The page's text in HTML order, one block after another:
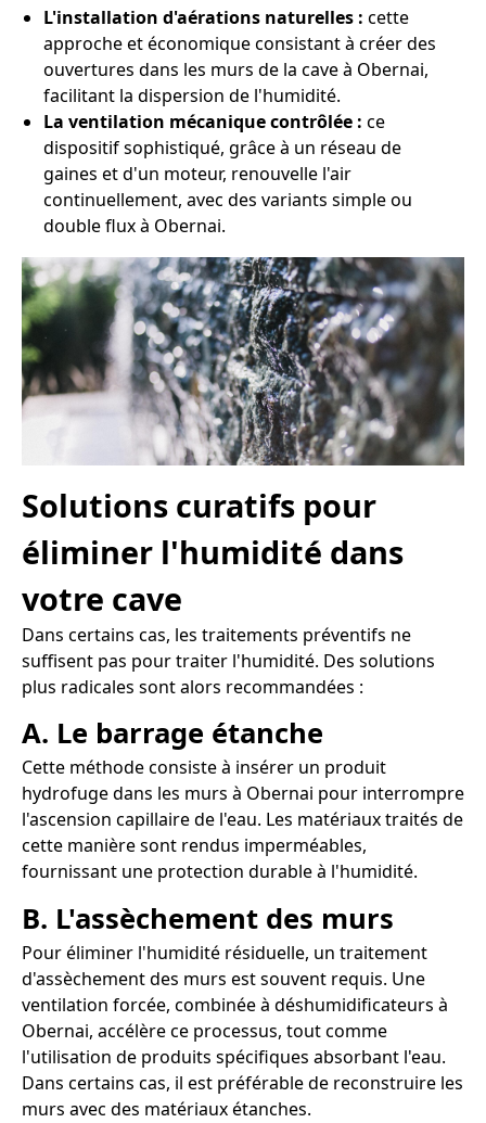
L'installation d'aérations naturelles : cette
approche et économique consistant à créer des
ouvertures dans les murs de la cave à Obernai,
facilitant la dispersion de l'humidité.
La ventilation mécanique contrôlée : ce
dispositif sophistiqué, grâce à un réseau de
gaines et d'un moteur, renouvelle l'air
continuellement, avec des variants simple ou
double flux à Obernai.
Solutions curatifs pour
éliminer l'humidité dans
votre cave
Dans certains cas, les traitements préventifs ne
suffisent pas pour traiter l'humidité. Des solutions
plus radicales sont alors recommandées :
A. Le barrage étanche
Cette méthode consiste à insérer un produit
hydrofuge dans les murs à Obernai pour interrompre
l'ascension capillaire de l'eau. Les matériaux traités de
cette manière sont rendus imperméables,
fournissant une protection durable à l'humidité.
B. L'assèchement des murs
Pour éliminer l'humidité résiduelle, un traitement
d'assèchement des murs est souvent requis. Une
ventilation forcée, combinée à déshumidificateurs à
Obernai, accélère ce processus, tout comme
l'utilisation de produits spécifiques absorbant l'eau.
Dans certains cas, il est préférable de reconstruire les
murs avec des matériaux étanches.